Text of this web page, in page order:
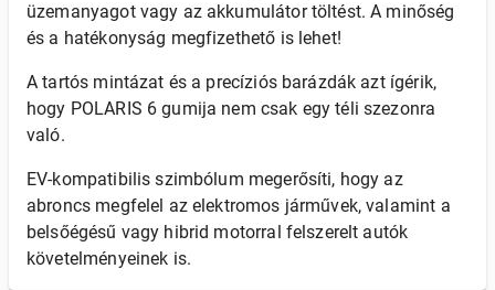
üzemanyagot vagy az akkumulátor töltést. A minőség
és a hatékonyság megfizethető is lehet!
A tartós mintázat és a precíziós barázdák azt ígérik,
hogy POLARIS 6 gumija nem csak egy téli szezonra
való.
EV-kompatibilis szimbólum megerősíti, hogy az
abroncs megfelel az elektromos járművek, valamint a
belsőégésű vagy hibrid motorral felszerelt autók
követelményeinek is.